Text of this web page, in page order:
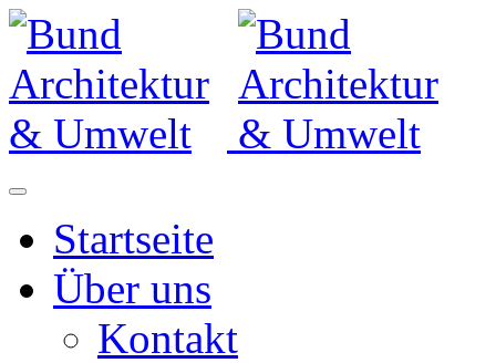
Startseite
Über uns
Kontakt